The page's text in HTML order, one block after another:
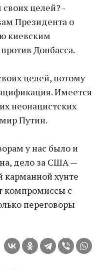
целей? -
Президента о
киевским
Донбасса.
целей, потому
Имеется
неонацистских
Путин.
у нас было и
дело за США —
карманной хунте
компромиссы с
переговоры